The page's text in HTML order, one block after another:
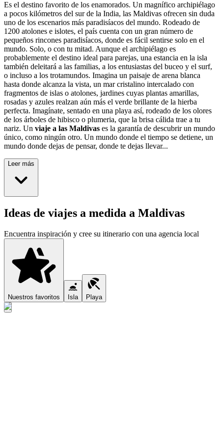
Es el destino favorito de los enamorados. Un magnífico archipiélago
a pocos kilómetros del sur de la India, las Maldivas ofrecen sin duda
uno de los escenarios más paradisíacos del mundo. Rodeado de
1200 atolones e islotes, el país cuenta con un gran número de
pequeños rincones paradisíacos, donde es fácil sentirse solo en el
mundo. Solo, o con tu mitad. Aunque el archipiélago es
probablemente el destino ideal para parejas, una estancia en la isla
también deleitará a las familias, a los entusiastas del buceo y el surf,
o incluso a los trotamundos. Imagina un paisaje de arena blanca
hasta donde alcanza la vista, un mar cristalino intercalado con
fragmentos de islas o atolones, jardines cuyas plantas amarillas,
rosadas y azules realzan aún más el verde brillante de la hierba
perfecta. Imagínate, sentado en una playa así, rodeado de los olores
de los árboles de hibisco o plumeria, que la brisa cálida trae a tu
nariz. Un viaje a las Maldivas es la garantía de descubrir un mundo
único, como ningún otro. Un mundo donde el tiempo se detiene, un
mundo donde dejas de pensar, donde te dejas llevar...
Leer más
Ideas de viajes a medida a Maldivas
Encuentra inspiración y cree su itinerario con una agencia local
Nuestros favoritos Isla Playa